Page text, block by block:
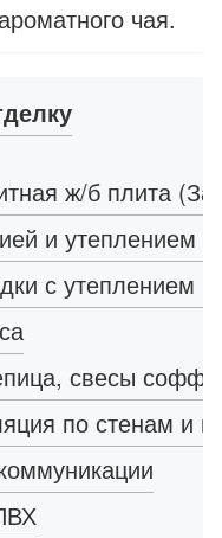
чая.
ж/б плита
и утеплением
с утеплением
свесы
по стенам и